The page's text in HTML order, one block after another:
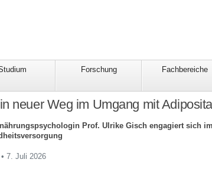
Forschung Fachbereiche
neuer Weg im Umgang mit
Prof. Ulrike Gisch engagiert sich
• 7. Juli 2026